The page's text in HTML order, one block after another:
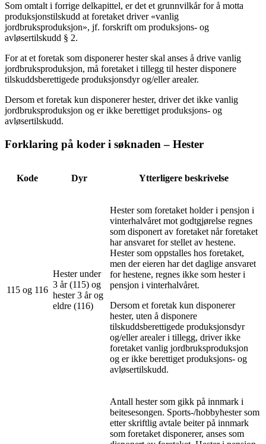
Som omtalt i forrige delkapittel, er det et grunnvilkår for å motta
produksjonstilskudd at foretaket driver «vanlig
jordbruksproduksjon», jf. forskrift om produksjons- og
avløsertilskudd § 2.
For at et foretak som disponerer hester skal anses å drive vanlig
jordbruksproduksjon, må foretaket i tillegg til hester disponere
tilskuddsberettigede produksjonsdyr og/eller arealer.
Dersom et foretak kun disponerer hester, driver det ikke vanlig
jordbruksproduksjon og er ikke berettiget produksjons- og
avløsertilskudd.
Forklaring på koder i søknaden – Hester
Kode Dyr Ytterligere beskrivelse
115 og 116
Hester under
3 år (115) og
hester 3 år og
eldre (116)
Hester som foretaket holder i pensjon i
vinterhalvåret mot godtgjørelse regnes
som disponert av foretaket når foretaket
har ansvaret for stellet av hestene.
Hester som oppstalles hos foretaket,
men der eieren har det daglige ansvaret
for hestene, regnes ikke som hester i
pensjon i vinterhalvåret.
Dersom et foretak kun disponerer
hester, uten å disponere
tilskuddsberettigede produksjonsdyr
og/eller arealer i tillegg, driver ikke
foretaket vanlig jordbruksproduksjon
og er ikke berettiget produksjons- og
avløsertilskudd.
Antall hester som gikk på innmark i
beitesesongen. Sports-/hobbyhester som
etter skriftlig avtale beiter på innmark
som foretaket disponerer, anses som